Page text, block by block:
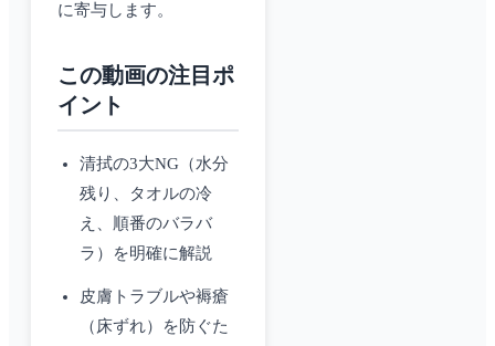
に寄与します。
この動画の注目ポ
イント
清拭の3大NG（水分
残り、タオルの冷
え、順番のバラバ
ラ）を明確に解説
皮膚トラブルや褥瘡
（床ずれ）を防ぐた